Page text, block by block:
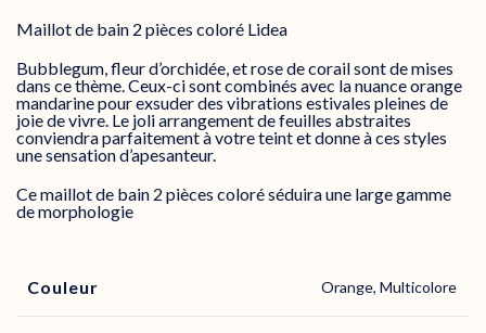
Maillot de bain 2 pièces coloré Lidea
Bubblegum, fleur d’orchidée, et rose de corail sont de mises
dans ce thème. Ceux-ci sont combinés avec la nuance orange
mandarine pour exsuder des vibrations estivales pleines de
joie de vivre. Le joli arrangement de feuilles abstraites
conviendra parfaitement à votre teint et donne à ces styles
une sensation d’apesanteur.
Ce maillot de bain 2 pièces coloré séduira une large gamme
de morphologie
Couleur Orange, Multicolore